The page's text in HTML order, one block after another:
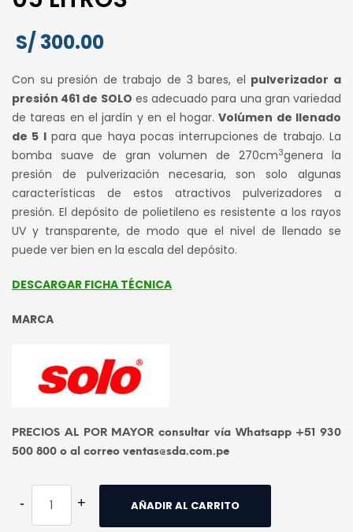
S/ 300.00
Con su presión de trabajo de 3 bares, el pulverizador a
presión 461 de SOLO es adecuado para una gran variedad
de tareas en el jardín y en el hogar.Volúmen de llenado
de 5 lpara que haya pocas interrupciones de trabajo. La
bomba suave de gran volumen de 270cm3genera la
presión de pulverización necesaria, son solo algunas
características de estos atractivos pulverizadores a
presión. El depósito de polietileno es resistente a los rayos
UV y transparente, de modo que el nivel de llenado se
puede ver bien en la escala del depósito.
DESCARGAR FICHA TÉCNICA
MARCA
PRECIOS AL POR MAYOR consultar vía Whatsapp +51 930
500 800 o al correo ventas@sda.com.pe
AÑADIR AL CARRITO